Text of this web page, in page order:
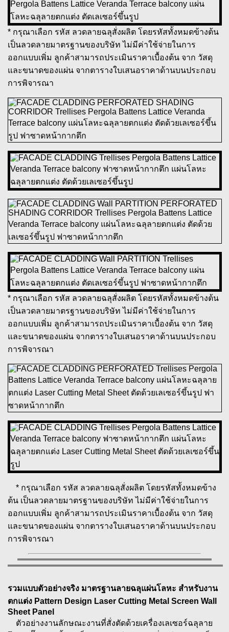
* กรุณาเลือก รหัส ลวดลายฉลุสั่งผลิต โดยรหัสทั้งหมดข้างต้น
เป็นลวดลายมาตรฐานของบริษัท ไม่มีค่าใช้จ่ายในการ
ออกแบบเพิ่ม ลูกค้าสามารถประเมินราคาเบื้องต้น จาก วัสดุ
และขนาดของแผ่น จากตารางใบเสนอราคาด้านบนประกอบ
การพิจารณา
* กรุณาเลือก รหัส ลวดลายฉลุสั่งผลิต โดยรหัสทั้งหมดข้างต้น
เป็นลวดลายมาตรฐานของบริษัท ไม่มีค่าใช้จ่ายในการ
ออกแบบเพิ่ม ลูกค้าสามารถประเมินราคาเบื้องต้น จาก วัสดุ
และขนาดของแผ่น จากตารางใบเสนอราคาด้านบนประกอบ
การพิจารณา
* กรุณาเลือก รหัส ลวดลายฉลุสั่งผลิต โดยรหัสทั้งหมดข้าง
ต้น เป็นลวดลายมาตรฐานของบริษัท ไม่มีค่าใช้จ่ายในการ
ออกแบบเพิ่ม ลูกค้าสามารถประเมินราคาเบื้องต้น จาก วัสดุ
และขนาดของแผ่น จากตารางใบเสนอราคาด้านบนประกอบ
การพิจารณา
รวมแบบตัวอย่างจริง มาตรฐานลายฉลุแผ่นโลหะ สำหรับงาน
ตกแต่ง Pattern Design Laser Cutting Metal Screen Wall
Sheet Panel
ตัวอย่างงานลักษณะงานที่สั่งตัดด้วยเครื่องเลเซอร์ฉลุลาย